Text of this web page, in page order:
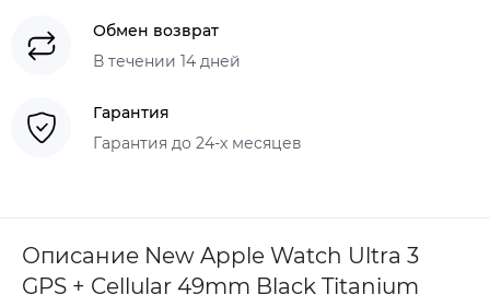
Обмен возврат
В течении 14 дней
Гарантия
Гарантия до 24-х месяцев
Описание New Apple Watch Ultra 3
GPS + Cellular 49mm Black Titanium